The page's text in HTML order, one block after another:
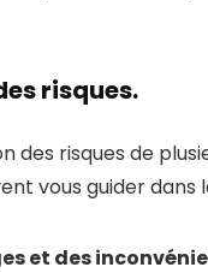
risques.
des risques de
vous guider dans
et des